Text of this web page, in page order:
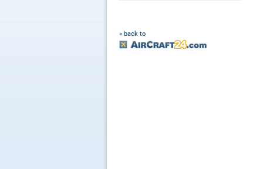
« back to